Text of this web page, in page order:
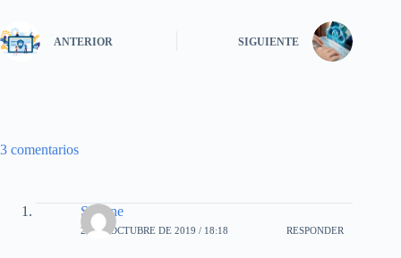
ANTERIOR SIGUIENTE
3 comentarios
Simone
29 DE OCTUBRE DE 2019 / 18:18 RESPONDER